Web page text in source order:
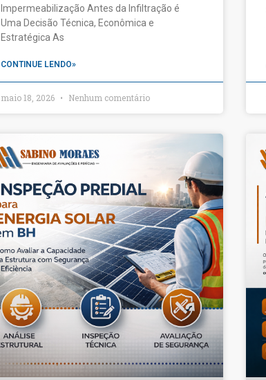
Impermeabilização Antes da Infiltração é
Uma Decisão Técnica, Econômica e
Estratégica As
CONTINUE LENDO»
maio 18, 2026 Nenhum comentário